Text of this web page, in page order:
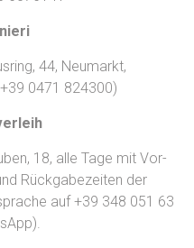
44, Neumarkt,
0471 824300)
18, alle Tage mit Vor-
Rückgabezeiten der
auf +39 348 051 63